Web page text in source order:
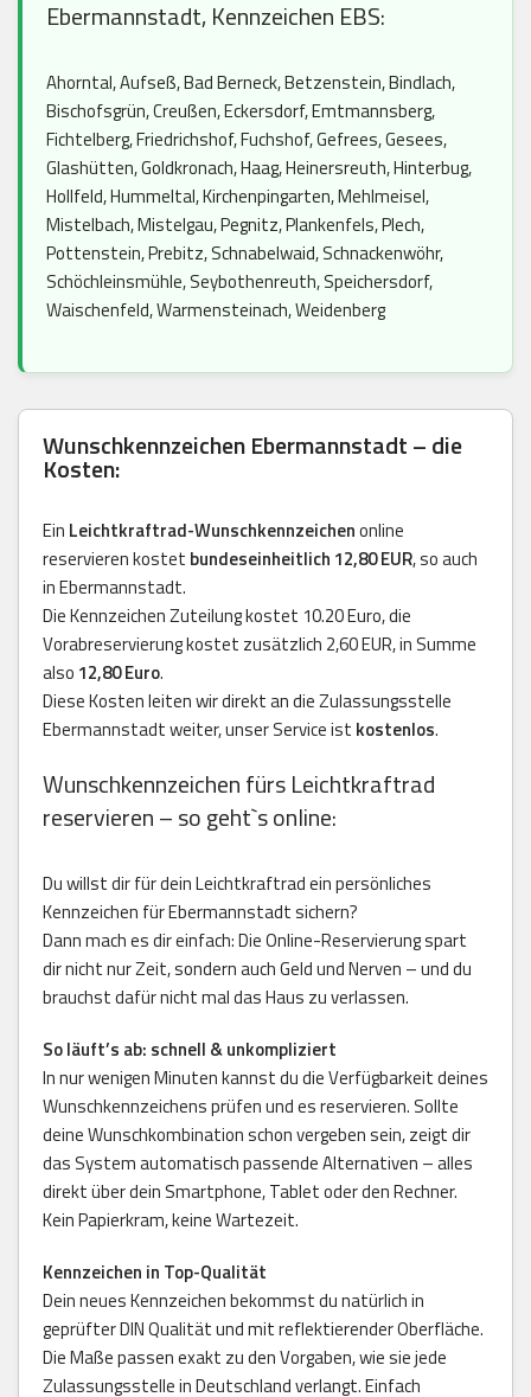
Ebermannstadt, Kennzeichen EBS:
Ahorntal, Aufseß, Bad Berneck, Betzenstein, Bindlach,
Bischofsgrün, Creußen, Eckersdorf, Emtmannsberg,
Fichtelberg, Friedrichshof, Fuchshof, Gefrees, Gesees,
Glashütten, Goldkronach, Haag, Heinersreuth, Hinterbug,
Hollfeld, Hummeltal, Kirchenpingarten, Mehlmeisel,
Mistelbach, Mistelgau, Pegnitz, Plankenfels, Plech,
Pottenstein, Prebitz, Schnabelwaid, Schnackenwöhr,
Schöchleinsmühle, Seybothenreuth, Speichersdorf,
Waischenfeld, Warmensteinach, Weidenberg
Wunschkennzeichen Ebermannstadt – die
Kosten:
Ein Leichtkraftrad-Wunschkennzeichenonline
reservieren kostet bundeseinheitlich 12,80 EUR, so auch
in Ebermannstadt.
Die Kennzeichen Zuteilung kostet 10.20 Euro, die
Vorabreservierung kostet zusätzlich 2,60 EUR, in Summe
also 12,80 Euro.
Diese Kosten leiten wir direkt an die Zulassungsstelle
Ebermannstadt weiter, unser Service ist kostenlos.
Wunschkennzeichen fürs Leichtkraftrad
reservieren – so geht`s online:
Du willst dir für dein Leichtkraftrad ein persönliches
Kennzeichen für Ebermannstadt sichern?
Dann mach es dir einfach: Die Online-Reservierung spart
dir nicht nur Zeit, sondern auch Geld und Nerven – und du
brauchst dafür nicht mal das Haus zu verlassen.
So läuft’s ab: schnell & unkompliziert
In nur wenigen Minuten kannst du die Verfügbarkeit deines
Wunschkennzeichens prüfen und es reservieren. Sollte
deine Wunschkombination schon vergeben sein, zeigt dir
das System automatisch passende Alternativen – alles
direkt über dein Smartphone, Tablet oder den Rechner.
Kein Papierkram, keine Wartezeit.
Kennzeichen in Top-Qualität
Dein neues Kennzeichen bekommst du natürlich in
geprüfter DIN Qualität und mit reflektierender Oberfläche.
Die Maße passen exakt zu den Vorgaben, wie sie jede
Zulassungsstelle in Deutschland verlangt. Einfach